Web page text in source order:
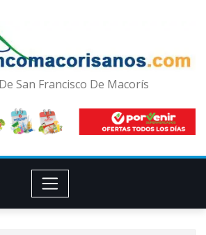
San Francisco De Macorís